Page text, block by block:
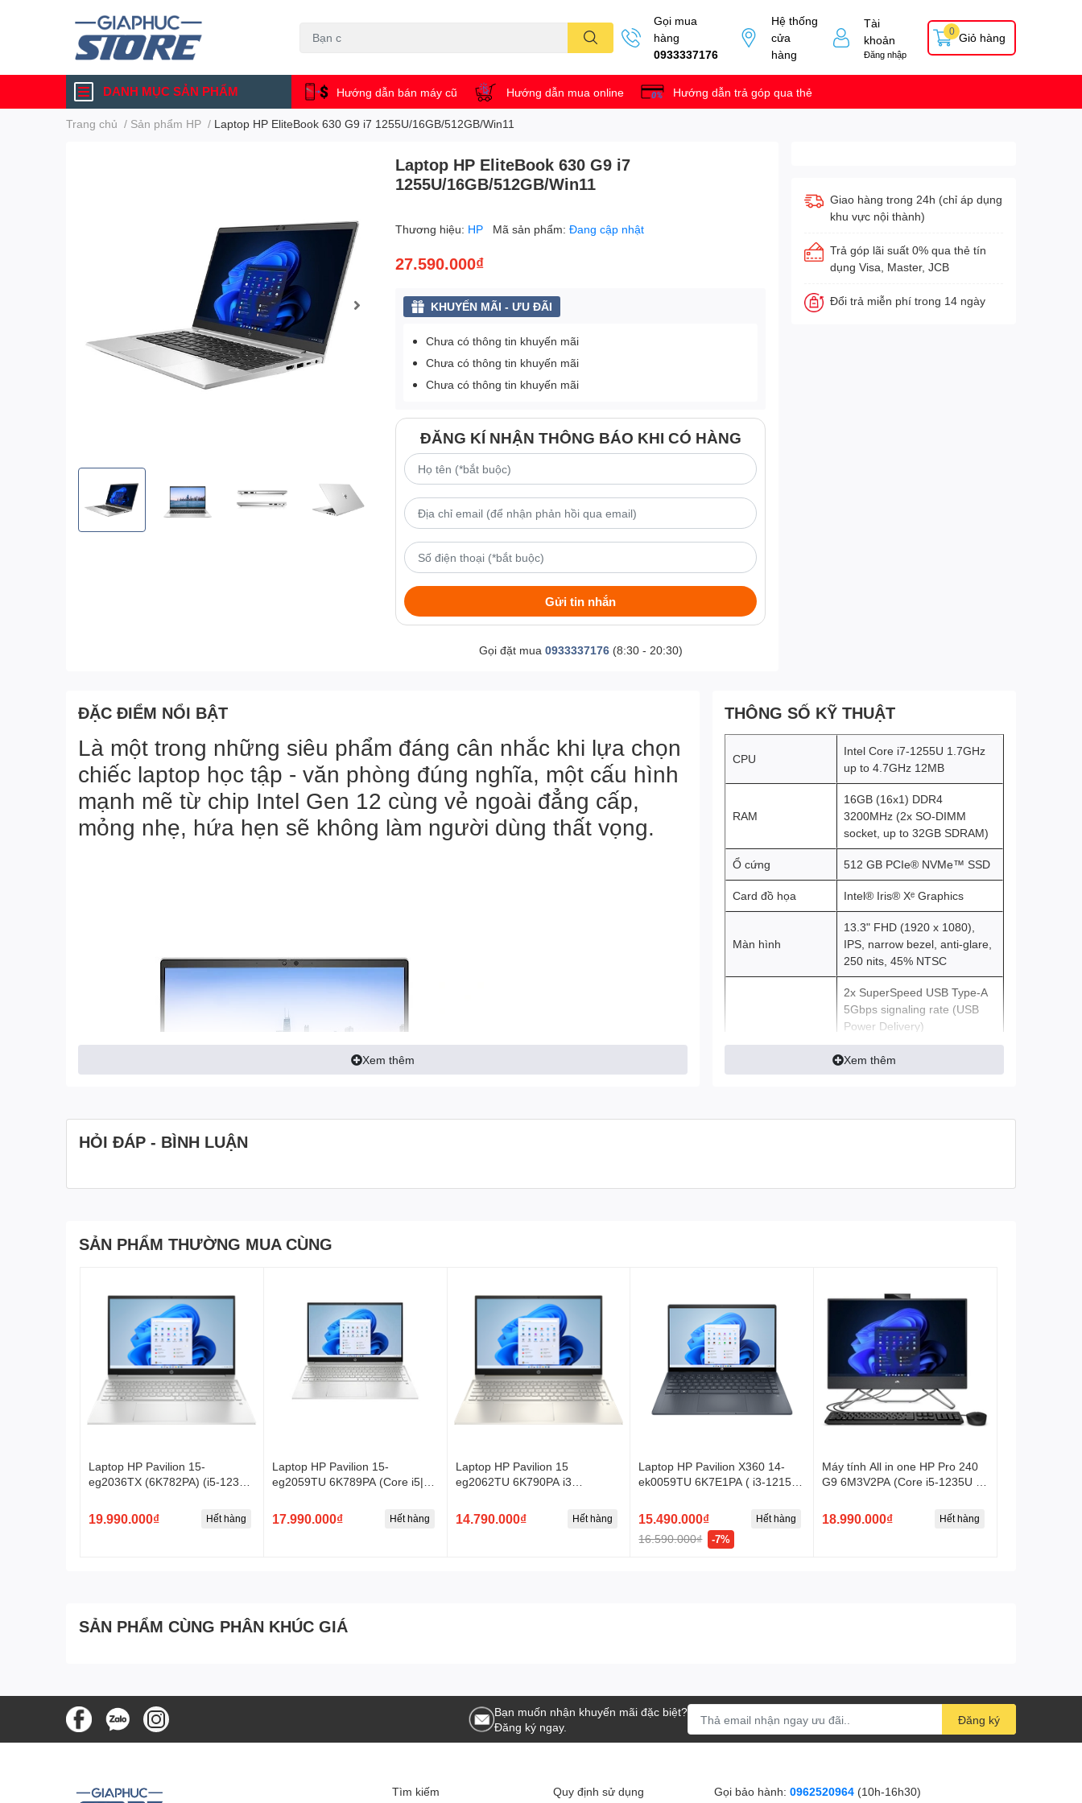
Gọi mua
hàng
0933337176
Hệ thống
cửa
hàng
Tài
khoản
Đăng nhập
Giỏ hàng
0
DANH MỤC SẢN PHẨM Hướng dẫn bán máy cũ Hướng dẫn mua online Hướng dẫn trả góp qua thẻ
Trang chủ / Sản phẩm HP / Laptop HP EliteBook 630 G9 i7 1255U/16GB/512GB/Win11
Laptop HP EliteBook 630 G9 i7
1255U/16GB/512GB/Win11
Thương hiệu: HP Mã sản phẩm:Đang cập nhật
27.590.000₫
KHUYẾN MÃI - ƯU ĐÃI
Chưa có thông tin khuyến mãi
Chưa có thông tin khuyến mãi
Chưa có thông tin khuyến mãi
ĐĂNG KÍ NHẬN THÔNG BÁO KHI CÓ HÀNG
Gửi tin nhắn
Gọi đặt mua 0933337176(8:30 - 20:30)
Giao hàng trong 24h (chỉ áp dụng
khu vực nội thành)
Trả góp lãi suất 0% qua thẻ tín
dụng Visa, Master, JCB
Đổi trả miễn phí trong 14 ngày
ĐẶC ĐIỂM NỔI BẬT
Là một trong những siêu phẩm đáng cân nhắc khi lựa chọn
chiếc laptop học tập - văn phòng đúng nghĩa, một cấu hình
mạnh mẽ từ chip Intel Gen 12 cùng vẻ ngoài đẳng cấp,
mỏng nhẹ, hứa hẹn sẽ không làm người dùng thất vọng.
vụ văn phòng mà còn cân luôn việc chỉnh ảnh hay thiết kế poster một cách chuyên nghiệp.
Xem thêm
THÔNG SỐ KỸ THUẬT
CPU
Intel Core i7-1255U 1.7GHz
up to 4.7GHz 12MB
RAM
16GB (16x1) DDR4
3200MHz (2x SO-DIMM
socket, up to 32GB SDRAM)
Ổ cứng 512 GB PCIe® NVMe™ SSD
Card đồ họa Intel® Iris® Xᵉ Graphics
Màn hình
13.3" FHD (1920 x 1080),
IPS, narrow bezel, anti-glare,
250 nits, 45% NTSC
2x SuperSpeed USB Type-A
5Gbps signaling rate (USB
Power Delivery)
1x Thunderbolt™ 4 with
USB4™ Type-C® 40Gbps
signaling rate (USB Power
Đọc thẻ nhớ None
Chuẩn LAN Gigabit 10/100/1000
Chuẩn WIFI Intel® Wi-Fi 6E AX211 (2x2)
Bluetooth v5.2
720p HD privacy camera
Pin 3 Cell 42WHr
Trọng lượng 1.28 kg
Màu sắc
Xem thêm
HỎI ĐÁP - BÌNH LUẬN
SẢN PHẨM THƯỜNG MUA CÙNG
Laptop HP Pavilion 15-
eg2036TX (6K782PA) (i5-1235U
2GB | 15.6' FHD | Win 11)
19.990.000₫ Hết hàng
Laptop HP Pavilion 15-
eg2059TU 6K789PA (Core i5|
Win11 )
17.990.000₫ Hết hàng
Laptop HP Pavilion 15
eg2062TU 6K790PA i3
14.790.000₫ Hết hàng
Laptop HP Pavilion X360 14-
ek0059TU 6K7E1PA ( i3-1215U
14 inch Full HD
15.490.000₫
16.590.000₫ -7%
Hết hàng
Máy tính All in one HP Pro 240
G9 6M3V2PA (Core i5-1235U |
23.8 inch FHD IPS | Win 11)
18.990.000₫ Hết hàng
SẢN PHẨM CÙNG PHÂN KHÚC GIÁ
Bạn muốn nhận khuyến mãi đặc biệt?
Đăng ký ngay.
Đăng ký
Tìm kiếm Quy định sử dụng Gọi bảo hành: 0962520964 (10h-16h30)